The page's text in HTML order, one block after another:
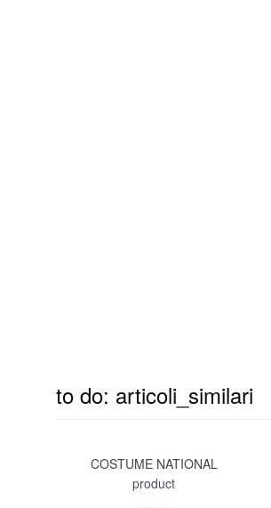
to do: articoli_similari
COSTUME NATIONAL
product